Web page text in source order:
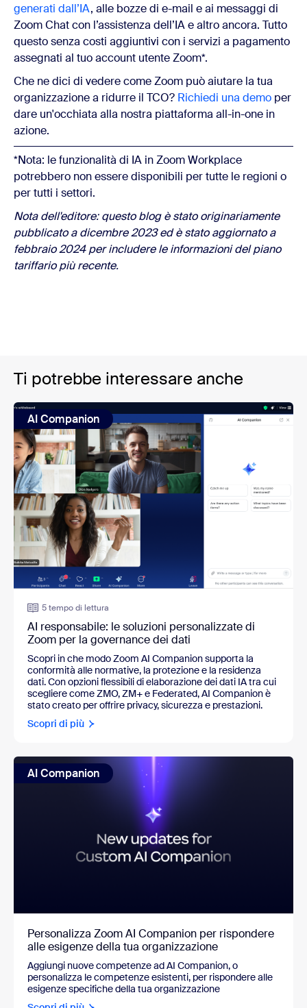
generati dall’IA, alle bozze di e-mail e ai messaggi di
Zoom Chat con l’assistenza dell’IA e altro ancora. Tutto
questo senza costi aggiuntivi con i servizi a pagamento
assegnati al tuo account utente Zoom*.
Che ne dici di vedere come Zoom può aiutare la tua
organizzazione a ridurre il TCO? Richiedi una demo per
dare un'occhiata alla nostra piattaforma all-in-one in
azione.
*Nota: le funzionalità di IA in Zoom Workplace
potrebbero non essere disponibili per tutte le regioni o
per tutti i settori.
Nota dell'editore: questo blog è stato originariamente
pubblicato a dicembre 2023 ed è stato aggiornato a
febbraio 2024 per includere le informazioni del piano
tariffario più recente.
Ti potrebbe interessare anche
AI Companion
5 tempo di lettura
AI responsabile: le soluzioni personalizzate di
Zoom per la governance dei dati
Scopri in che modo Zoom AI Companion supporta la
conformità alle normative, la protezione e la residenza
dati. Con opzioni flessibili di elaborazione dei dati IA tra cui
scegliere come ZMO, ZM+ e Federated, AI Companion è
stato creato per offrire privacy, sicurezza e prestazioni.
Scopri di più
AI Companion
Personalizza Zoom AI Companion per rispondere
alle esigenze della tua organizzazione
Aggiungi nuove competenze ad AI Companion, o
personalizza le competenze esistenti, per rispondere alle
esigenze specifiche della tua organizzazione